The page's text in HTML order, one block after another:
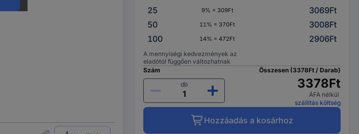
25
9% = 309Ft
3069Ft
50
11% = 370Ft
3008Ft
100
14% = 472Ft 2906Ft
A mennyiségi kedvezmények az
eladótól függően változhatnak
Szám
db
Összesen (3378Ft / Darab)
3378Ft
ÁFA nélkül
szállítás költség
Hozzáadás a kosárhoz